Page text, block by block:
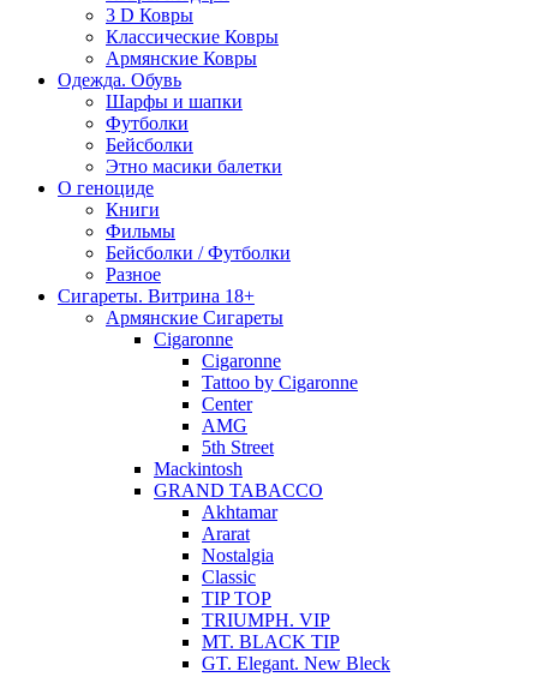
3 D Ковры
Классические Ковры
Армянские Ковры
Одежда. Обувь
Шарфы и шапки
Футболки
Бейсболки
Этно масики балетки
О геноциде
Книги
Фильмы
Бейсболки / Футболки
Разное
Сигареты. Витрина 18+
Армянские Сигареты
Cigaronne
Cigaronne
Tattoo by Cigaronne
Center
AMG
5th Street
Mackintosh
GRAND TABACCO
Akhtamar
Ararat
Nostalgia
Classic
TIP TOP
TRIUMPH. VIP
MT. BLACK TIP
GT. Elegant. New Bleck